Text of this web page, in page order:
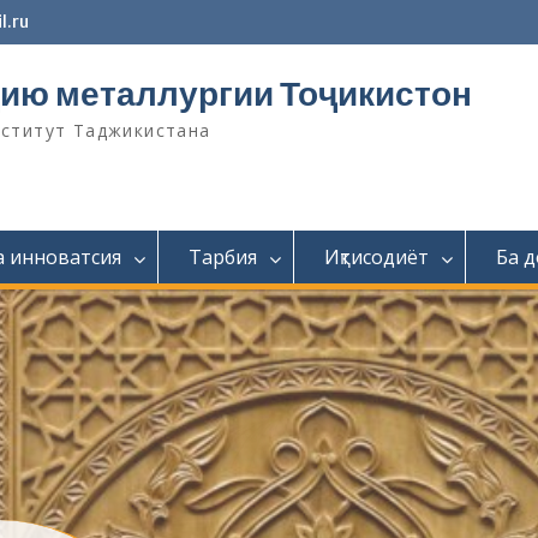
металлургии Тоҷикистон
Таджикистана
инноватсия Тарбия Иқтисодиёт Ба